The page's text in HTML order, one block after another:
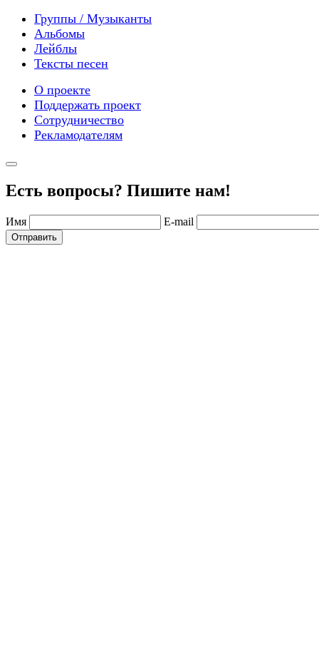
Группы / Музыканты
Альбомы
Лейблы
Тексты песен
О проекте
Поддержать проект
Сотрудничество
Рекламодателям
Есть вопросы? Пишите нам!
Имя E-mail